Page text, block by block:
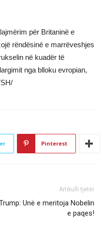
për Britaninë e
rëndësinë e marrëveshjes
në kuadër të
nga blloku evropian,
Pinterest
Artikulli tjetër
Unë e meritoja Nobelin
e paqes!